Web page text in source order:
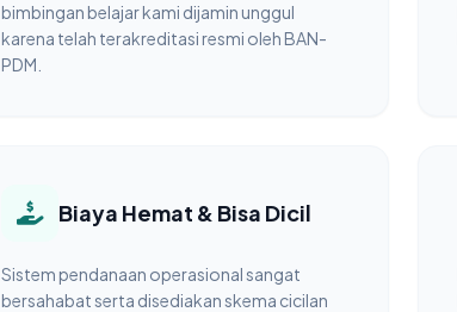
bimbingan belajar kami dijamin unggul
karena telah terakreditasi resmi oleh BAN-
PDM.
Biaya Hemat & Bisa Dicil
Sistem pendanaan operasional sangat
bersahabat serta disediakan skema cicilan